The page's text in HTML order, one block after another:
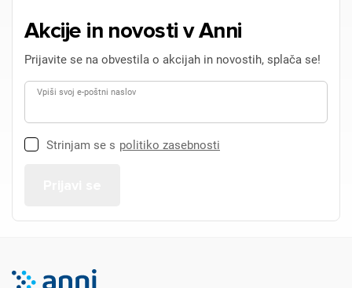
Akcije in novosti v Anni
Prijavite se na obvestila o akcijah in novostih, splača se!
Vpiši svoj e-poštni naslov
Strinjam se s politiko zasebnosti